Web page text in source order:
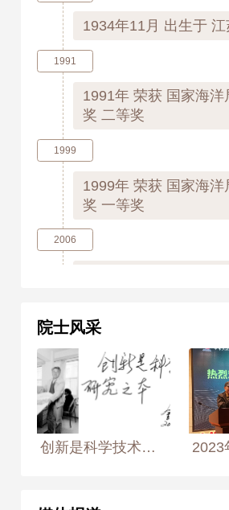
1934年11月 出生于
1991
1991年荣获 国家海洋
奖 二等奖
1999
1999年荣获 国家海洋
奖 一等奖
2006
2007
2007年荣获 国家海洋
奖 特等奖
2013
2013年《《金翔龙文
院士风采
创新是科学技术研究之本 2001年4月12日， 摄于杭州国家海洋局第二海洋研究所海底图形图像处理实验室 摄影师：侯艺兵、王生生、王志英